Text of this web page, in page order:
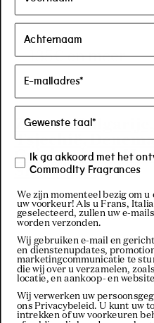
135€ en meer
Zone 3:
Tsjechië,
Griekenland,
Slowakije:
Ik ga akkoord met het
Commodity Fragrances
We zijn momenteel bezig om
uw voorkeur! Als u Frans,
geselecteerd, zullen uw e-
worden verzonden.
Wij gebruiken e-mail en
en dienstenupdates,
marketingcommunicatie te
die wij over u verzamelen,
locatie, en aankoop- en
Wij verwerken uw
ons Privacybeleid. U kunt uw
intrekken of uw voorkeuren